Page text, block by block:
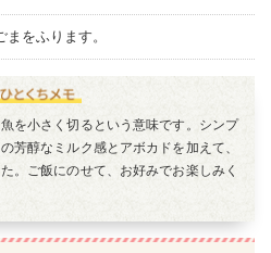
をふります。
を小さく切るという意味です。シンプ
芳醇なミルク感とアボカドを加えて、
。ご飯にのせて、お好みでお楽しみく